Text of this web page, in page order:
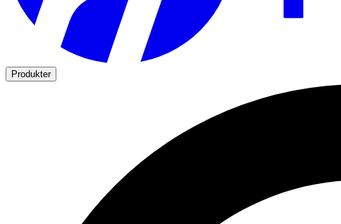
Produkter